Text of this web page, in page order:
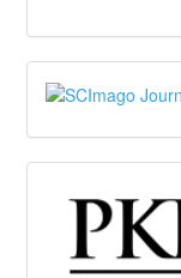
SJR
PKP